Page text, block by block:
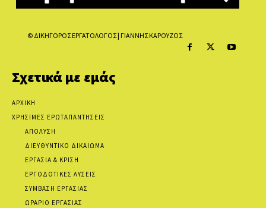
© ΔΙΚΗΓΟΡΟΣ ΕΡΓΑΤΟΛΟΓΟΣ | ΓΙΑΝΝΗΣ ΚΑΡΟΥΖΟΣ
Σχετικά με εμάς
ΑΡΧΙΚΗ
ΧΡΗΣΙΜΕΣ ΕΡΩΤΑΠΑΝΤΗΣΕΙΣ
ΑΠΟΛΥΣΗ
ΔΙΕΥΘΥΝΤΙΚΟ ΔΙΚΑΙΩΜΑ
ΕΡΓΑΣΙΑ & ΚΡΙΣΗ
ΕΡΓΟΔΟΤΙΚΕΣ ΛΥΣΕΙΣ
ΣΥΜΒΑΣΗ ΕΡΓΑΣΙΑΣ
ΩΡΑΡΙΟ ΕΡΓΑΣΙΑΣ